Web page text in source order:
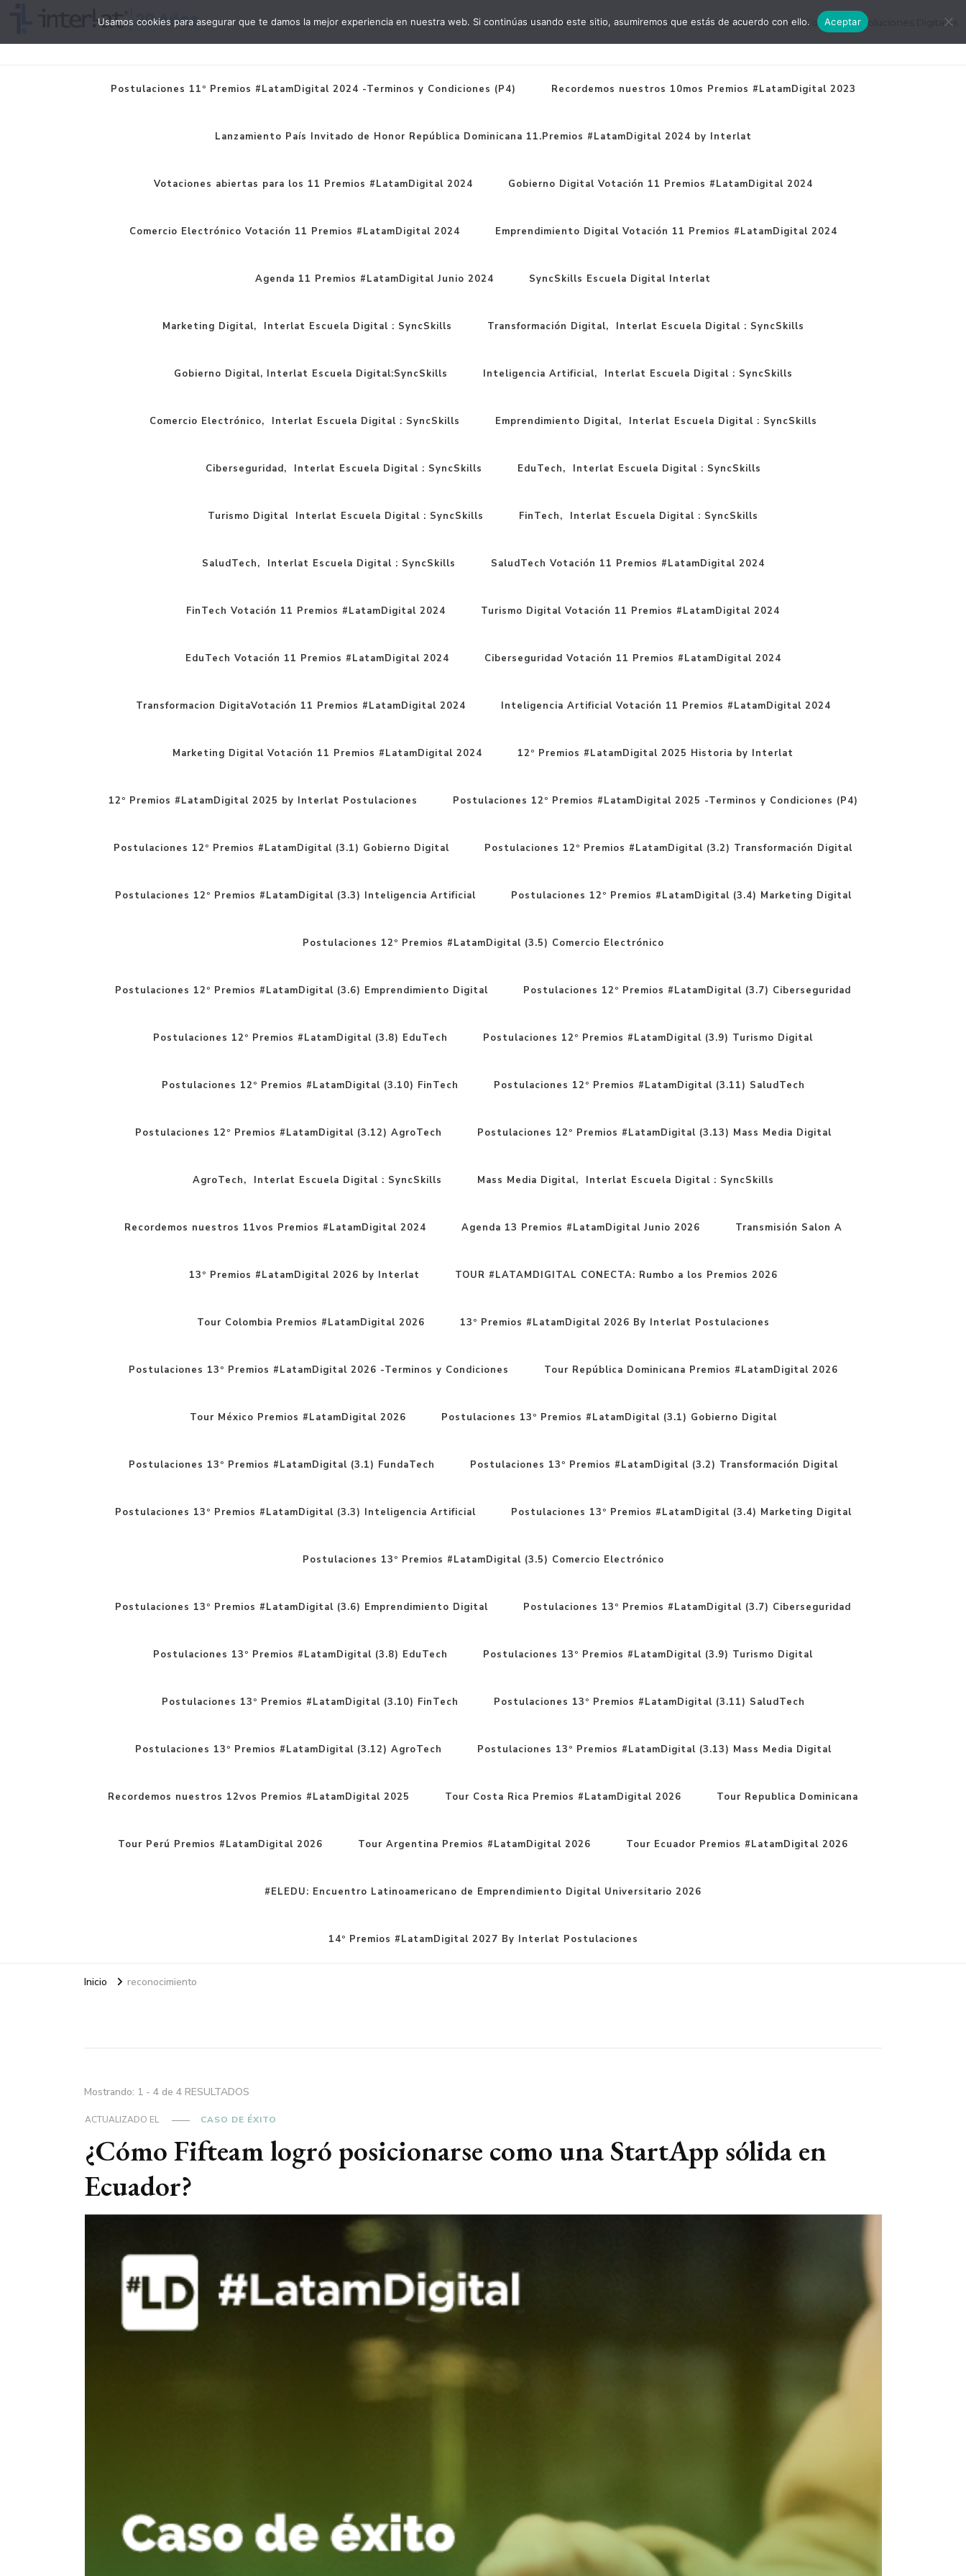
#WebinarsInterlat #LatamDigital #EscuelaDigital #LDConecta Soluciones Digitales
Postulaciones 11º Premios #LatamDigital 2024 -Terminos y Condiciones (P4) Recordemos nuestros 10mos Premios #LatamDigital 2023
Lanzamiento País Invitado de Honor República Dominicana 11.Premios #LatamDigital 2024 by Interlat
Votaciones abiertas para los 11 Premios #LatamDigital 2024 Gobierno Digital Votación 11 Premios #LatamDigital 2024
Comercio Electrónico Votación 11 Premios #LatamDigital 2024 Emprendimiento Digital Votación 11 Premios #LatamDigital 2024
Agenda 11 Premios #LatamDigital Junio 2024 SyncSkills Escuela Digital Interlat
Marketing Digital, Interlat Escuela Digital : SyncSkills Transformación Digital, Interlat Escuela Digital : SyncSkills
Gobierno Digital, Interlat Escuela Digital:SyncSkills Inteligencia Artificial, Interlat Escuela Digital : SyncSkills
Comercio Electrónico, Interlat Escuela Digital : SyncSkills Emprendimiento Digital, Interlat Escuela Digital : SyncSkills
Ciberseguridad, Interlat Escuela Digital : SyncSkills EduTech, Interlat Escuela Digital : SyncSkills
Turismo Digital Interlat Escuela Digital : SyncSkills FinTech, Interlat Escuela Digital : SyncSkills
SaludTech, Interlat Escuela Digital : SyncSkills SaludTech Votación 11 Premios #LatamDigital 2024
FinTech Votación 11 Premios #LatamDigital 2024 Turismo Digital Votación 11 Premios #LatamDigital 2024
EduTech Votación 11 Premios #LatamDigital 2024 Ciberseguridad Votación 11 Premios #LatamDigital 2024
Transformacion DigitaVotación 11 Premios #LatamDigital 2024 Inteligencia Artificial Votación 11 Premios #LatamDigital 2024
Marketing Digital Votación 11 Premios #LatamDigital 2024 12º Premios #LatamDigital 2025 Historia by Interlat
12º Premios #LatamDigital 2025 by Interlat Postulaciones Postulaciones 12º Premios #LatamDigital 2025 -Terminos y Condiciones (P4)
Postulaciones 12º Premios #LatamDigital (3.1) Gobierno Digital Postulaciones 12º Premios #LatamDigital (3.2) Transformación Digital
Postulaciones 12º Premios #LatamDigital (3.3) Inteligencia Artificial Postulaciones 12º Premios #LatamDigital (3.4) Marketing Digital
Postulaciones 12º Premios #LatamDigital (3.5) Comercio Electrónico
Postulaciones 12º Premios #LatamDigital (3.6) Emprendimiento Digital Postulaciones 12º Premios #LatamDigital (3.7) Ciberseguridad
Postulaciones 12º Premios #LatamDigital (3.8) EduTech Postulaciones 12º Premios #LatamDigital (3.9) Turismo Digital
Postulaciones 12º Premios #LatamDigital (3.10) FinTech Postulaciones 12º Premios #LatamDigital (3.11) SaludTech
Postulaciones 12º Premios #LatamDigital (3.12) AgroTech Postulaciones 12º Premios #LatamDigital (3.13) Mass Media Digital
AgroTech, Interlat Escuela Digital : SyncSkills Mass Media Digital, Interlat Escuela Digital : SyncSkills
Recordemos nuestros 11vos Premios #LatamDigital 2024 Agenda 13 Premios #LatamDigital Junio 2026 Transmisión Salon A
13º Premios #LatamDigital 2026 by Interlat TOUR #LATAMDIGITAL CONECTA: Rumbo a los Premios 2026
Tour Colombia Premios #LatamDigital 2026 13º Premios #LatamDigital 2026 By Interlat Postulaciones
Postulaciones 13º Premios #LatamDigital 2026 -Terminos y Condiciones Tour República Dominicana Premios #LatamDigital 2026
Tour México Premios #LatamDigital 2026 Postulaciones 13º Premios #LatamDigital (3.1) Gobierno Digital
Postulaciones 13º Premios #LatamDigital (3.1) FundaTech Postulaciones 13º Premios #LatamDigital (3.2) Transformación Digital
Postulaciones 13º Premios #LatamDigital (3.3) Inteligencia Artificial Postulaciones 13º Premios #LatamDigital (3.4) Marketing Digital
Postulaciones 13º Premios #LatamDigital (3.5) Comercio Electrónico
Postulaciones 13º Premios #LatamDigital (3.6) Emprendimiento Digital Postulaciones 13º Premios #LatamDigital (3.7) Ciberseguridad
Postulaciones 13º Premios #LatamDigital (3.8) EduTech Postulaciones 13º Premios #LatamDigital (3.9) Turismo Digital
Postulaciones 13º Premios #LatamDigital (3.10) FinTech Postulaciones 13º Premios #LatamDigital (3.11) SaludTech
Postulaciones 13º Premios #LatamDigital (3.12) AgroTech Postulaciones 13º Premios #LatamDigital (3.13) Mass Media Digital
Recordemos nuestros 12vos Premios #LatamDigital 2025 Tour Costa Rica Premios #LatamDigital 2026 Tour Republica Dominicana
Tour Perú Premios #LatamDigital 2026 Tour Argentina Premios #LatamDigital 2026 Tour Ecuador Premios #LatamDigital 2026
#ELEDU: Encuentro Latinoamericano de Emprendimiento Digital Universitario 2026
14º Premios #LatamDigital 2027 By Interlat Postulaciones
Inicio reconocimiento
Mostrando: 1 - 4 de 4 RESULTADOS
ACTUALIZADO EL CASO DE ÉXITO
¿Cómo Fifteam logró posicionarse como una StartApp sólida en
Ecuador?
Usamos cookies para asegurar que te damos la mejor experiencia en nuestra web. Si continúas usando este sitio, asumiremos que estás de acuerdo con ello. Aceptar